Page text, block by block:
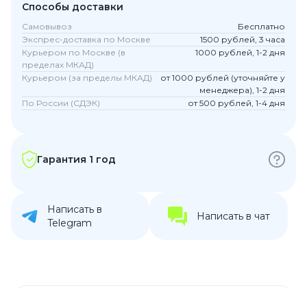
Способы доставки
Самовывоз
Бесплатно
Экспрес-доставка по Москве
1500 рублей, 3 часа
Курьером по Москве (в
пределах МКАД)
1000 рублей, 1-2 дня
Курьером (за пределы МКАД)
от 1000 рублей (уточняйте у
менеджера), 1-2 дня
По России (СДЭК)
от 500 рублей, 1-4 дня
Гарантия 1 год
Написать в
Telegram
Написать в чат